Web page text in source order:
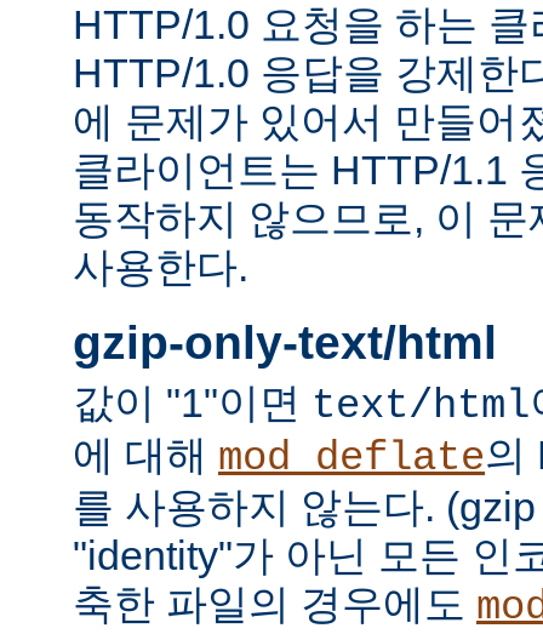
HTTP/1.0 요청을 하는
HTTP/1.0 응답을 강제한
에 문제가 있어서 만들어
클라이언트는 HTTP/1.1
동작하지 않으므로, 이
사용한다.
gzip-only-text/html
값이 "1"이면 text/html
에 대해 mod_deflate의
를 사용하지 않는다.
"identity"가 아닌 모든 인
축한 파일의 경우에도